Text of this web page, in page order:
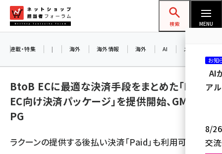
ン
ネットショップ担当者フォーラム
検索 MENU
楽天 (1871)
連載・特集 | 海外 海外情報 海外 AI メタバース
BtoB ECに最適な決済手段をまとめた「BtoB
EC向け決済パッケージ」を提供開始、GMO-
PG
ラクーンの提供する後払い決済「Paid」も利用可能に
お知
AI
ア
8/26
交